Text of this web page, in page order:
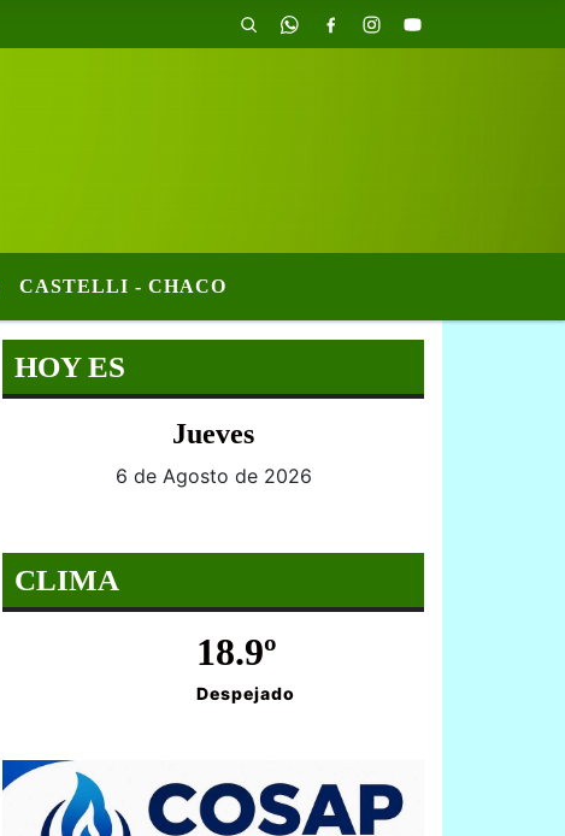
CASTELLI - CHACO
HOY ES
Jueves
6 de Agosto de 2026
CLIMA
18.9º
Despejado